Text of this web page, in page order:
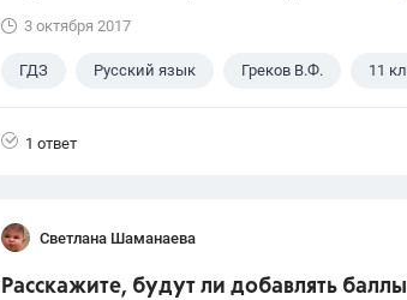
3 октября 2017
ГДЗ Русский язык Греков В.Ф. 11
1 ответ
Светлана Шаманаева
Расскажите, будут ли добавлять